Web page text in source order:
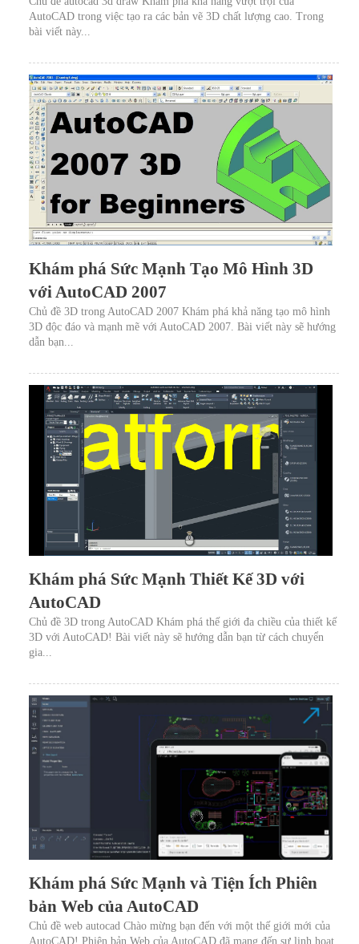
AutoCAD trong việc tạo ra các bản vẽ 3D chất lượng cao. Trong
bài viết này...
Khám phá Sức Mạnh Tạo Mô Hình 3D
với AutoCAD 2007
Chủ đề 3D trong AutoCAD 2007 Khám phá khả năng tạo mô hình
3D độc đáo và mạnh mẽ với AutoCAD 2007. Bài viết này sẽ hướng
dẫn bạn...
Khám phá Sức Mạnh Thiết Kế 3D với
AutoCAD
Chủ đề 3D trong AutoCAD Khám phá thế giới đa chiều của thiết kế
3D với AutoCAD! Bài viết này sẽ hướng dẫn bạn từ cách chuyển
gia...
Khám phá Sức Mạnh và Tiện Ích Phiên
bản Web của AutoCAD
Chủ đề web autocad Chào mừng bạn đến với một thế giới mới của
AutoCAD! Phiên bản Web của AutoCAD đã mang đến sự linh hoạt